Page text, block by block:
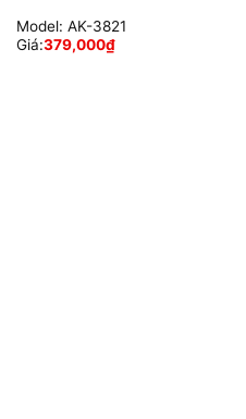
Model: AK-3821
Giá:379,000₫